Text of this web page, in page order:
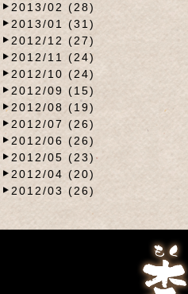
2013/02 (28)
2013/01 (31)
2012/12 (27)
2012/11 (24)
2012/10 (24)
2012/09 (15)
2012/08 (19)
2012/07 (26)
2012/06 (26)
2012/05 (23)
2012/04 (20)
2012/03 (26)